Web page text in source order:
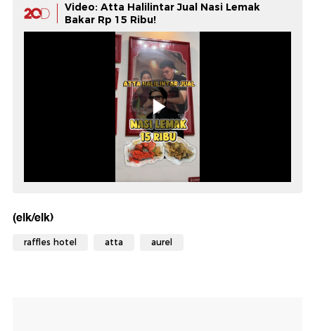
Video: Atta Halilintar Jual Nasi Lemak
Bakar Rp 15 Ribu!
(elk/elk)
raffles hotel atta aurel